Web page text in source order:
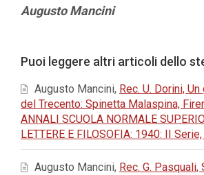
Contenuto
Augusto Mancini
dell'articolo
Puoi leggere altri articoli dello
Augusto Mancini, Rec. U. Dorini,
del Trecento: Spinetta Malaspina,
ANNALI SCUOLA NORMALE
LETTERE E FILOSOFIA: 1940: II
Augusto Mancini, Rec. G.